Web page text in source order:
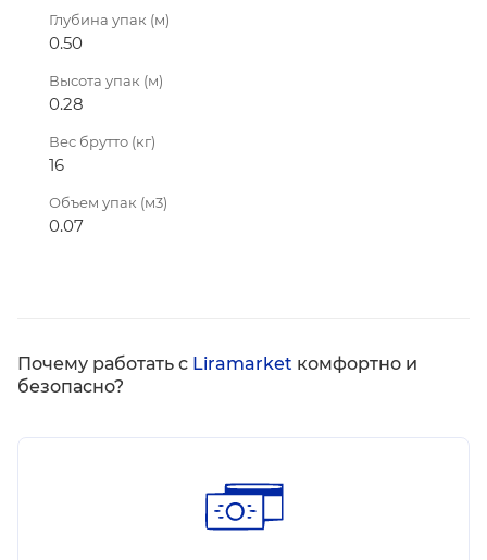
Глубина упак (м)
0.50
Высота упак (м)
0.28
Вес брутто (кг)
16
Объем упак (м3)
0.07
Почему работать с Liramarket комфортно и
безопасно?